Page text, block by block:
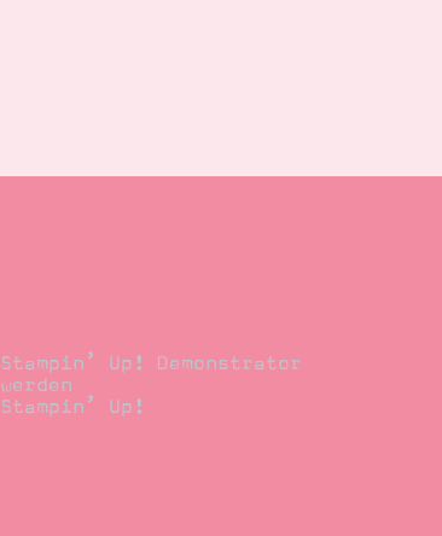
Stampin’ Up! Demonstrator
werden
Stampin’ Up!